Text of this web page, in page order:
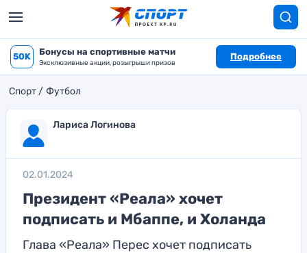
50K Бонусы на спортивные матчи
Эксклюзивные акции, розыгрыши призов
Подробнее
Спорт Футбол
Лариса Логинова
02.01.2024
Президент «Реала» хочет
подписать и Мбаппе, и Холанда
Глава «Реала» Перес хочет подписать